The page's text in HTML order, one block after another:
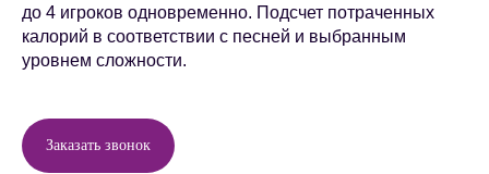
до 4 игроков одновременно. Подсчет потраченных
калорий в соответствии с песней и выбранным
уровнем сложности.
Заказать звонок